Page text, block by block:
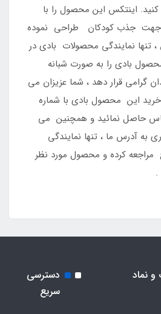
کنید. اینتکس این محصول را با
جهت جذب کودکان طراحی نموده
نمایندگی محصولات بادی در
بادی را به صورت شبانه
گرامی قرار دهد ، شما عزیزان می
خرید این محصول بادی با شماره
09126389358 تماس حاصل نمائید و همچنین می
به آدرس ما ، تنها نمایندگی
کرده و محصول مورد نظر
.
و نماد
دسترسی
سریع